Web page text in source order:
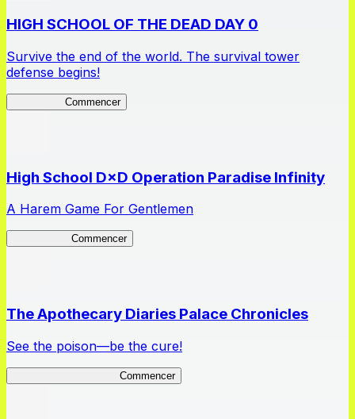
HIGH SCHOOL OF THE DEAD DAY 0
Survive the end of the world. The survival tower
defense begins!
Commencer
High School D×D Operation Paradise Infinity
A Harem Game For Gentlemen
Commencer
The Apothecary Diaries Palace Chronicles
See the poison—be the cure!
Commencer